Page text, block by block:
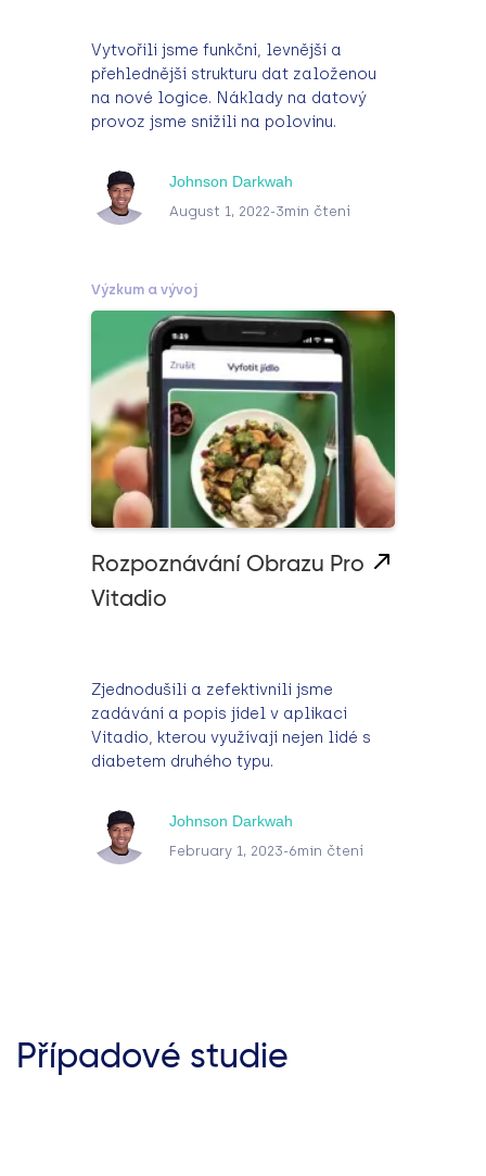
Vytvořili jsme funkční, levnější a
přehlednější strukturu dat založenou
na nové logice. Náklady na datový
provoz jsme snížili na polovinu.
Johnson Darkwah
August 1, 2022-3min čtení
Výzkum a vývoj
Rozpoznávání Obrazu Pro
Vitadio
Zjednodušili a zefektivnili jsme
zadávání a popis jídel v aplikaci
Vitadio, kterou využívají nejen lidé s
diabetem druhého typu.
Johnson Darkwah
February 1, 2023-6min čtení
Případové studie